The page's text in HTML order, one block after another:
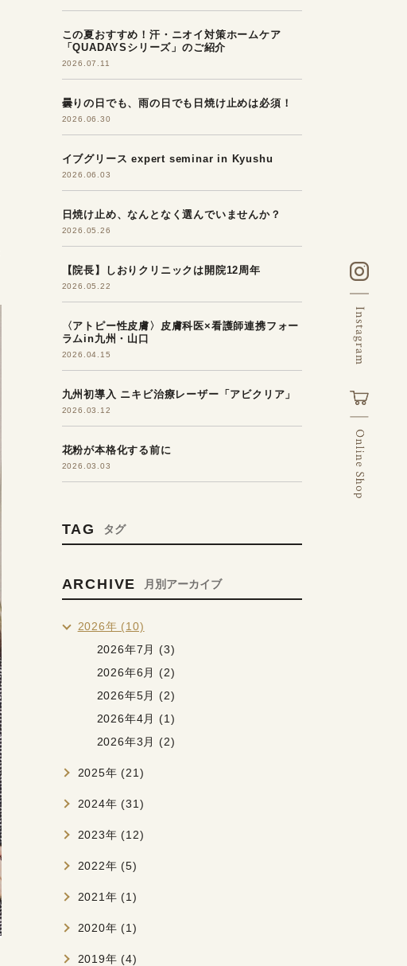
この夏おすすめ！汗・ニオイ対策ホームケア
「QUADAYSシリーズ」のご紹介
2026.07.11
曇りの日でも、雨の日でも日焼け止めは必須！
2026.06.30
イブグリース expert seminar in Kyushu
2026.06.03
日焼け止め、なんとなく選んでいませんか？
2026.05.26
【院長】しおりクリニックは開院12周年
2026.05.22
〈アトピー性皮膚〉皮膚科医×看護師連携フォー
ラムin九州・山口
2026.04.15
九州初導入 ニキビ治療レーザー「アビクリア」
2026.03.12
花粉が本格化する前に
2026.03.03
TAG タグ
ARCHIVE 月別アーカイブ
2026年 (10)
2026年7月 (3)
2026年6月 (2)
2026年5月 (2)
2026年4月 (1)
2026年3月 (2)
2025年 (21)
2024年 (31)
2023年 (12)
2022年 (5)
2021年 (1)
2020年 (1)
2019年 (4)